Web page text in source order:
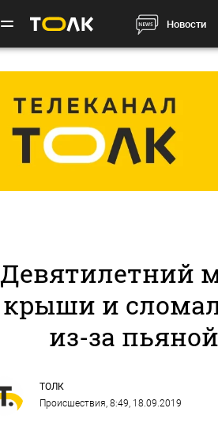
Новости
Девятилетний
крыши и
из-за
ТОЛК
Происшествия, 8:49, 18.09.2019